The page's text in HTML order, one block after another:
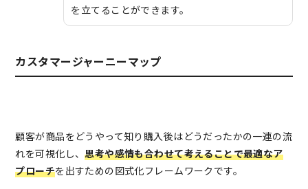
を立てることができます。
カスタマージャーニーマップ
顧客が商品をどうやって知り購入後はどうだったかの一連の流
れを可視化し、思考や感情も合わせて考えることで最適なア
プローチを出すための図式化フレームワークです。